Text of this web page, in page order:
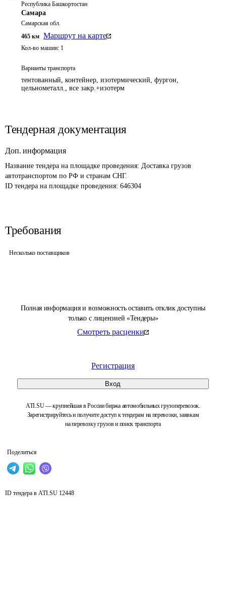
Полная информация и возможность оставить отклик доступны
только с лицензией «Тендеры»
Смотреть расценки
Регистрация
Вход
ATI.SU — крупнейшая в России биржа автомобильных грузоперевозок.
Зарегистрируйтесь и получите доступ к тендерам на перевозки, заявкам
на перевозку грузов и поиск транспорта
Поделиться
Республика Башкортостан
Самара
Самарская обл.
465 км Маршрут на карте
Кол-во машин: 1
Варианты транспорта
тентованный, контейнер, изотермический, фургон,
цельнометалл., все закр.+изотерм
Тендерная документация
Доп. информация
Название тендера на площадке проведения: Доставка грузов
автотранспортом по РФ и странам СНГ.
ID тендера на площадке проведения: 646304
Требования
Несколько поставщиков
ID тендера в ATI.SU 12448